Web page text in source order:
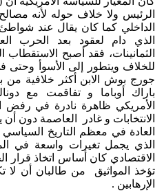
الرئيس ولا خلاف حوله لأنه
الداخلي كما كان يقال عند شواطئ
الذي دام لعقود بعد الحرب
الثمانينات، فقد أصبح الاستقطاب
للخلاف ويتطور إلى الأسوأ وحتى
جورج بوش الابن أكثر خلافية من
باراك أوباما و تفاقمت مع
الأمريكي ظاهرة نادرة في رفض
الانتخابات و غادر العاصمة دون
العادة في معظم التاريخ
الذي يجمل تغيرات واسعة في
الاقتصادي كان أساس اتخاذ
تؤخذ المواثيق من طالبان أن
الإرهابين .